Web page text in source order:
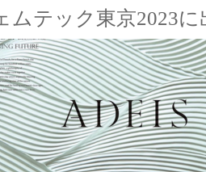
ムテック東京2023に